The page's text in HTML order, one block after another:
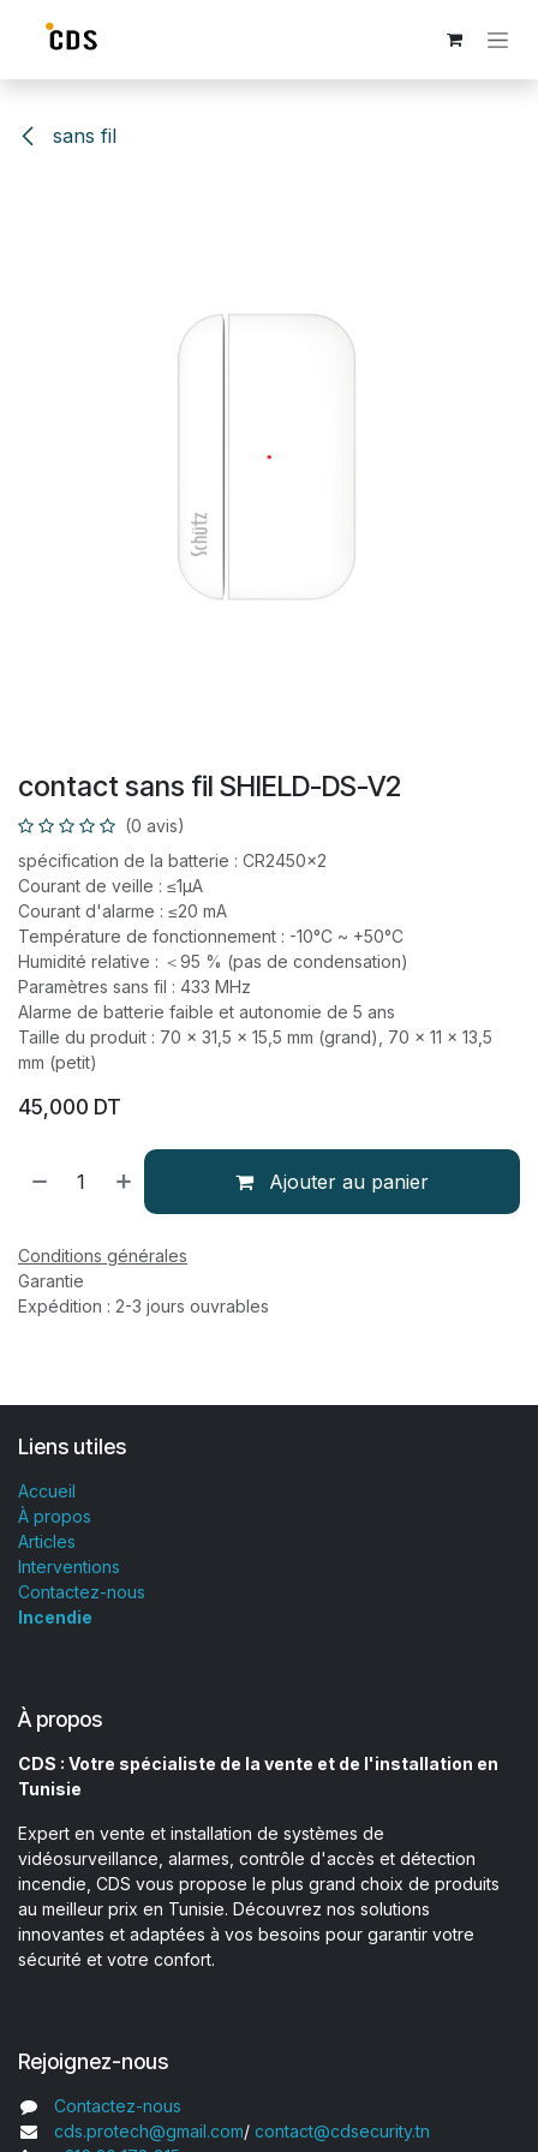
sans fil
contact sans fil SHIELD-DS-V2
(0 avis)
spécification de la batterie : CR2450×2
Courant de veille : ≤1μA
Courant d'alarme : ≤20 mA
Température de fonctionnement : -10°C ~ +50°C
Humidité relative : ＜95 % (pas de condensation)
Paramètres sans fil : 433 MHz
Alarme de batterie faible et autonomie de 5 ans
Taille du produit : 70 × 31,5 × 15,5 mm (grand), 70 × 11 × 13,5
mm (petit)
45,000 DT
Ajouter au panier
Conditions générales
Garantie
Expédition : 2-3 jours ouvrables
Liens utiles
Accueil
À propos
Articles
Interventions
Contactez-nous
Incendie
À propos
CDS : Votre spécialiste de la vente et de l'installation en
Tunisie
Expert en vente et installation de systèmes de
vidéosurveillance, alarmes, contrôle d'accès et détection
incendie, CDS vous propose le plus grand choix de produits
au meilleur prix en Tunisie. Découvrez nos solutions
innovantes et adaptées à vos besoins pour garantir votre
sécurité et votre confort.
Rejoignez-nous
Contactez-nous
cds.protech@gmail.com/ contact@cdsecurity.tn